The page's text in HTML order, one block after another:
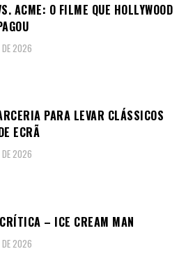
ACME: O FILME QUE HOLLYWOOD
DE 2026
PARA LEVAR CLÁSSICOS
ECRÃ
DE 2026
– ICE CREAM MAN
DE 2026